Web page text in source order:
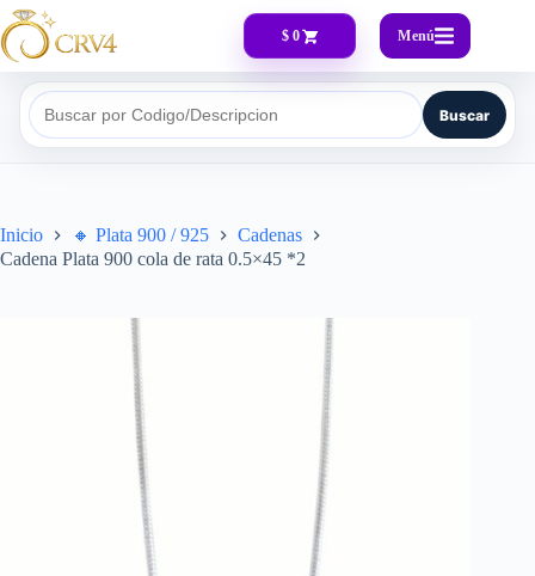
$ 0 Menú
Buscar por Codigo/Descripcion Buscar
Inicio 🔸​ Plata 900 / 925
Cadenas
Cadena Plata 900 cola de rata 0.5×45 *2